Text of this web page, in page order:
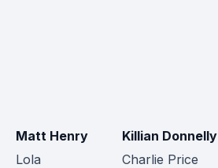
Matt Henry
Lola
Killian Donnelly
Charlie Price